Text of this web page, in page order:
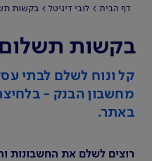
דף הבית לובי דיגיטל בקשות
בקשות תשלום
קל ונוח לשלם לבתי
מחשבון הבנק -
באתר.
רוצים לשלם את החשבונות